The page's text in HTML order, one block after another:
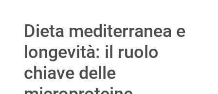
Dieta mediterranea e
longevità: il ruolo
chiave delle